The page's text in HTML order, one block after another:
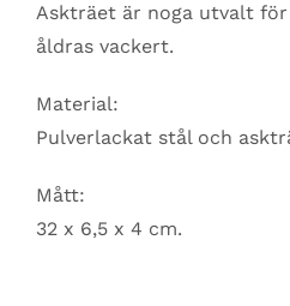
Askträet är noga utvalt
åldras vackert.
Material:
Pulverlackat stål och
Mått:
32 x 6,5 x 4 cm.